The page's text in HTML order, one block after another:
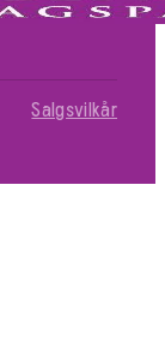
Salgsvilkår